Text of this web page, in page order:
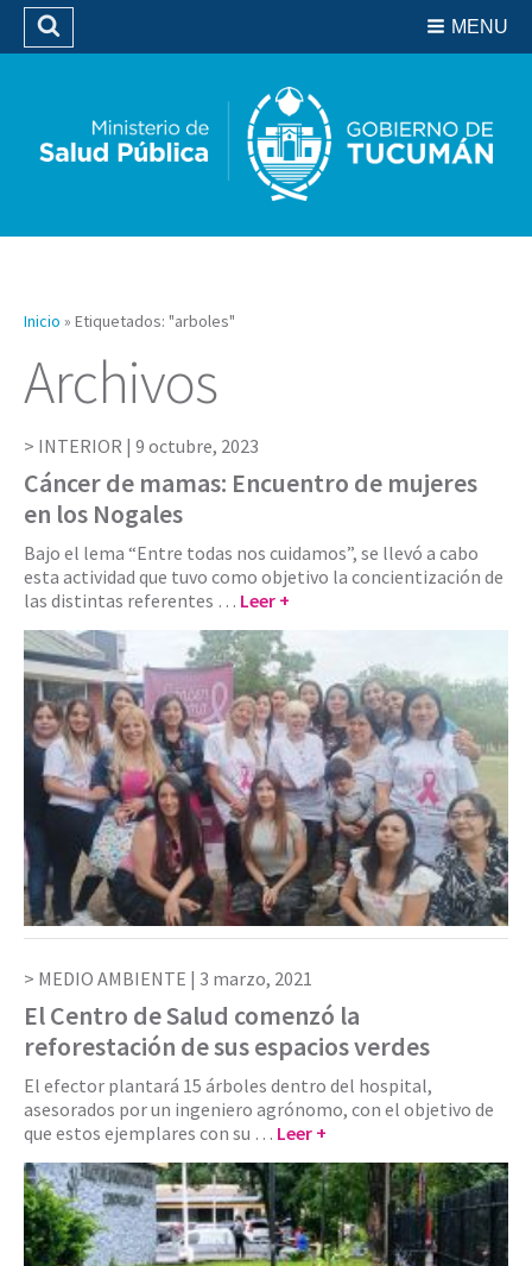
Biblioteca
MENU
Buscar
Inicio » Etiquetados: "arboles"
Archivos
INTERIOR | 9 octubre, 2023
Cáncer de mamas: Encuentro de mujeres
en los Nogales
Bajo el lema “Entre todas nos cuidamos”, se llevó a cabo
esta actividad que tuvo como objetivo la concientización de
las distintas referentes … Leer +
MEDIO AMBIENTE | 3 marzo, 2021
El Centro de Salud comenzó la
reforestación de sus espacios verdes
El efector plantará 15 árboles dentro del hospital,
asesorados por un ingeniero agrónomo, con el objetivo de
que estos ejemplares con su … Leer +